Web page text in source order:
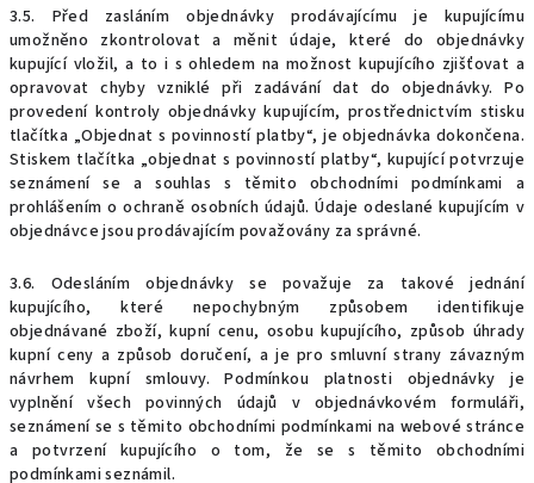
3.5. Před zasláním objednávky prodávajícímu je kupujícímu
umožněno zkontrolovat a měnit údaje, které do objednávky
kupující vložil, a to i s ohledem na možnost kupujícího zjišťovat a
opravovat chyby vzniklé při zadávání dat do objednávky. Po
provedení kontroly objednávky kupujícím, prostřednictvím stisku
tlačítka „Objednat s povinností platby“, je objednávka dokončena.
Stiskem tlačítka „objednat s povinností platby“, kupující potvrzuje
seznámení se a souhlas s těmito obchodními podmínkami a
prohlášením o ochraně osobních údajů. Údaje odeslané kupujícím v
objednávce jsou prodávajícím považovány za správné.
3.6. Odesláním objednávky se považuje za takové jednání
kupujícího, které nepochybným způsobem identifikuje
objednávané zboží, kupní cenu, osobu kupujícího, způsob úhrady
kupní ceny a způsob doručení, a je pro smluvní strany závazným
návrhem kupní smlouvy. Podmínkou platnosti objednávky je
vyplnění všech povinných údajů v objednávkovém formuláři,
seznámení se s těmito obchodními podmínkami na webové stránce
a potvrzení kupujícího o tom, že se s těmito obchodními
podmínkami seznámil.